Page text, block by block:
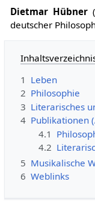
Dietmar Hübner
deutscher
1 Leben
2 Philosophie
3 Literarisches
4 Publikationen
4.1
4.2
5 Musikalische
6 Weblinks